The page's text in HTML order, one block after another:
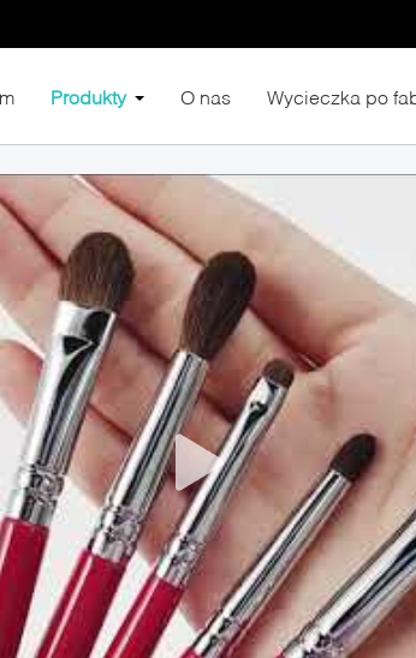
Produkty O nas Wycieczka po